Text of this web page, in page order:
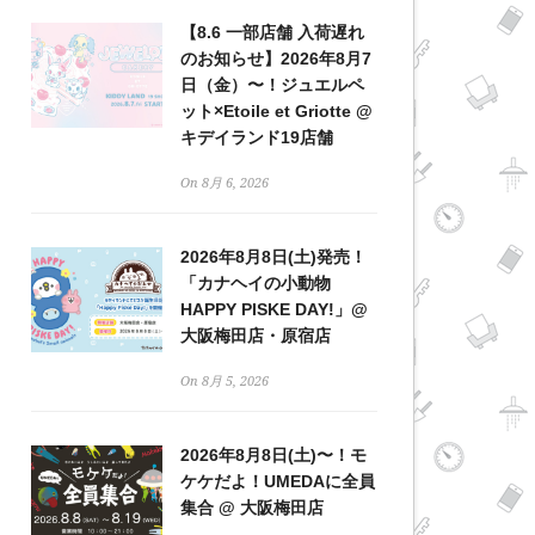
【8.6 一部店舗 入荷遅れ
のお知らせ】2026年8月7
日（金）〜！ジュエルペ
ット×Etoile et Griotte @
キデイランド19店舗
On 8月 6, 2026
2026年8月8日(土)発売！
「カナヘイの小動物
HAPPY PISKE DAY!」@
大阪梅田店・原宿店
On 8月 5, 2026
2026年8月8日(土)〜！モ
ケケだよ！UMEDAに全員
集合 @ 大阪梅田店